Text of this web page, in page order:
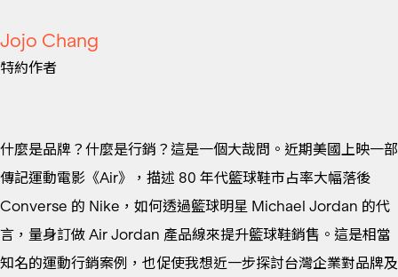
Jojo Chang
特約作者
什麼是品牌？什麼是行銷？這是一個大哉問。近期美國上映一部
傳記運動電影《Air》，描述 80 年代籃球鞋市占率大幅落後
Converse 的 Nike，如何透過籃球明星 Michael Jordan 的代
言，量身訂做 Air Jordan 產品線來提升籃球鞋銷售。這是相當
知名的運動行銷案例，也促使我想近一步探討台灣企業對品牌及